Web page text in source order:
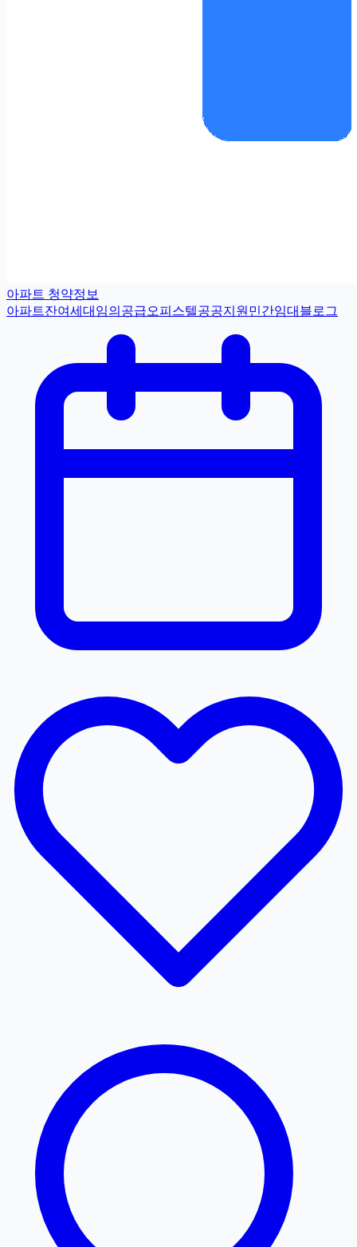
아파트 청약정보
아파트잔여세대 임의공급오피스텔공공지원민간임대 블로그